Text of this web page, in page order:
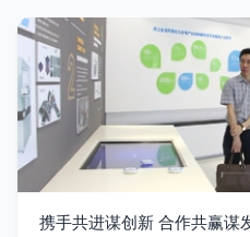
携手共进谋创新 合作共赢